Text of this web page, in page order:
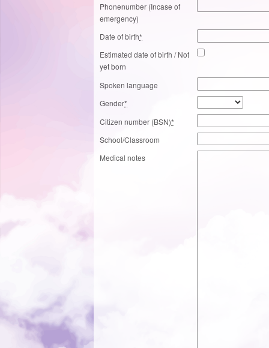
Phonenumber (Incase of
emergency)
Date of birth*
Estimated date of birth / Not
yet born
Spoken language
Gender*
Citizen number (BSN)*
School/Classroom
Medical notes